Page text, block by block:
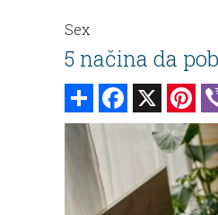
Sex
5 načina da
Share Facebook